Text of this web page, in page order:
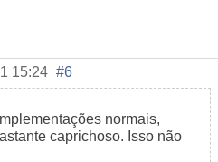
15:24 #6
normais,
caprichoso. Isso não